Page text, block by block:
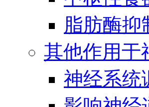
脂肪酶抑
其他作用于
神经系统